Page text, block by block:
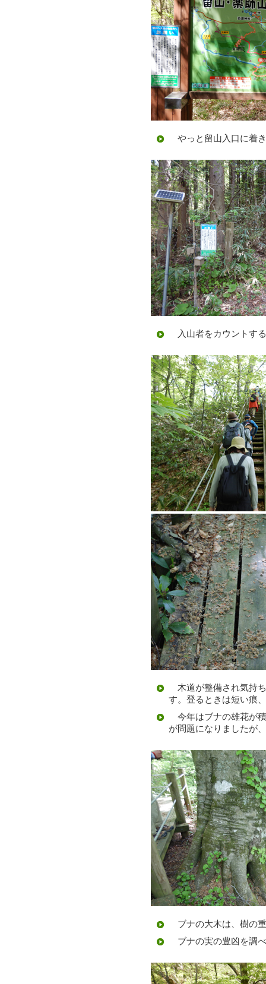
やっと留山入口に着
入山者をカウントす
木道が整備され気持
す。登るときは短い痕
今年はブナの雄花が
が問題になりましたが
ブナの大木は、樹の
ブナの実の豊凶を調